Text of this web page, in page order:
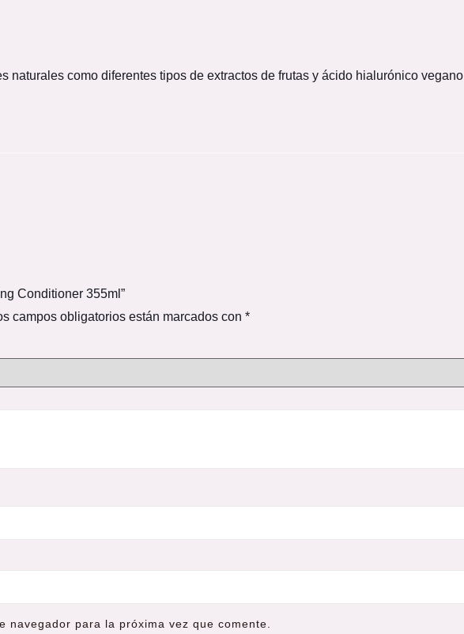
naturales como diferentes tipos de extractos de frutas y ácido hialurónico
Conditioner 355ml”
campos obligatorios están marcados con *
para la próxima vez que comente.